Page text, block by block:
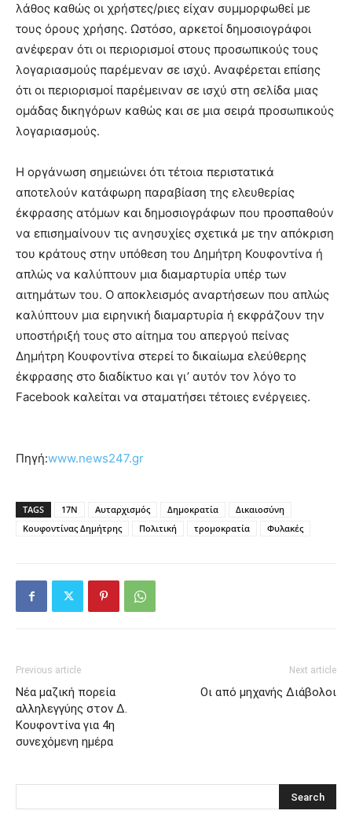
λάθος καθώς οι χρήστες/ριες είχαν συμμορφωθεί με
τους όρους χρήσης. Ωστόσο, αρκετοί δημοσιογράφοι
ανέφεραν ότι οι περιορισμοί στους προσωπικούς τους
λογαριασμούς παρέμεναν σε ισχύ. Αναφέρεται επίσης
ότι οι περιορισμοί παρέμειναν σε ισχύ στη σελίδα μιας
ομάδας δικηγόρων καθώς και σε μια σειρά προσωπικούς
λογαριασμούς.
Η οργάνωση σημειώνει ότι τέτοια περιστατικά
αποτελούν κατάφωρη παραβίαση της ελευθερίας
έκφρασης ατόμων και δημοσιογράφων που προσπαθούν
να επισημαίνουν τις ανησυχίες σχετικά με την απόκριση
του κράτους στην υπόθεση του Δημήτρη Κουφοντίνα ή
απλώς να καλύπτουν μια διαμαρτυρία υπέρ των
αιτημάτων του. Ο αποκλεισμός αναρτήσεων που απλώς
καλύπτουν μια ειρηνική διαμαρτυρία ή εκφράζουν την
υποστήριξή τους στο αίτημα του απεργού πείνας
Δημήτρη Κουφοντίνα στερεί το δικαίωμα ελεύθερης
έκφρασης στο διαδίκτυο και γι’ αυτόν τον λόγο το
Facebook καλείται να σταματήσει τέτοιες ενέργειες.
Πηγή:www.news247.gr
TAGS 17Ν Αυταρχισμός Δημοκρατία
Δικαιοσύνη
Κουφοντίνας Δημήτρης
Πολιτική τρομοκρατία Φυλακές
Previous article
Νέα μαζική πορεία
αλληλεγγύης στον Δ.
Κουφοντίνα για 4η
συνεχόμενη ημέρα
Next article
Οι από μηχανής Διάβολοι